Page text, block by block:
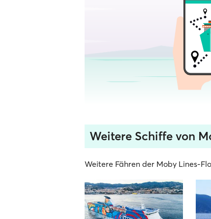
Weitere Schiffe von
Weitere Fähren der Moby Lines-